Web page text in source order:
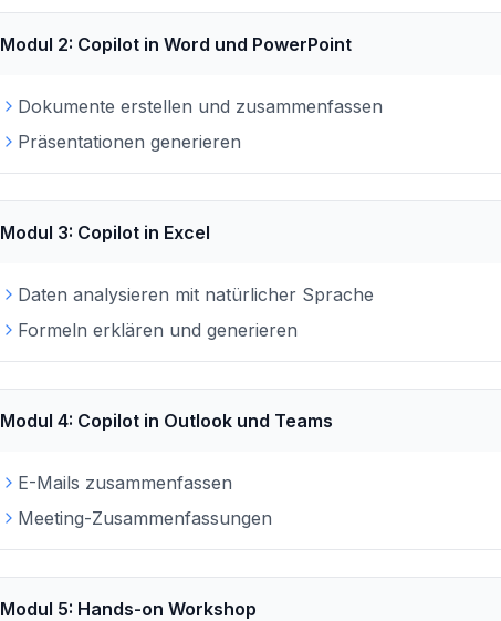
Modul 2: Copilot in Word und PowerPoint
Dokumente erstellen und zusammenfassen
Präsentationen generieren
Modul 3: Copilot in Excel
Daten analysieren mit natürlicher Sprache
Formeln erklären und generieren
Modul 4: Copilot in Outlook und Teams
E-Mails zusammenfassen
Meeting-Zusammenfassungen
Modul 5: Hands-on Workshop